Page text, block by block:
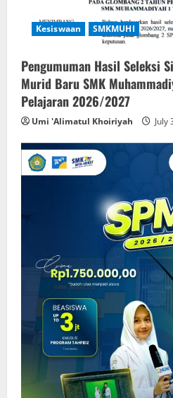
Kesiswaan SMKMUHI
Pengumuman Hasil Seleksi
Murid Baru SMK
Pelajaran 2026/2027
Umi 'Alimatul Khoiriyah July